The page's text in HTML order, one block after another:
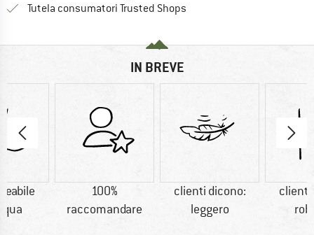
Tutela consumatori Trusted Shops
IN BREVE
100%
raccomandare
clienti dicono:
leggero
clienti